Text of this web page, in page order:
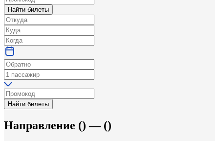
Найти билеты
Найти билеты
Направление () — ()